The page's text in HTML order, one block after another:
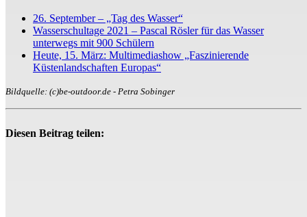
26. September – „Tag des Wasser“
Wasserschultage 2021 – Pascal Rösler für das Wasser
unterwegs mit 900 Schülern
Heute, 15. März: Multimediashow „Faszinierende
Küstenlandschaften Europas“
Bildquelle: (c)be-outdoor.de - Petra Sobinger
Diesen Beitrag teilen: